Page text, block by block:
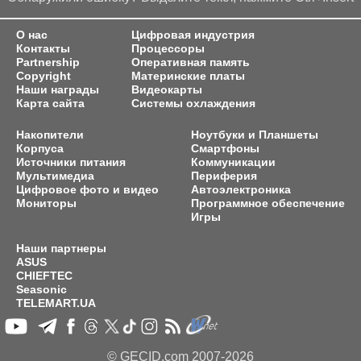
О нас
Контакты
Partnership
Copyright
Наши награды
Карта сайта
Цифровая индустрия
Процессоры
Оперативная память
Материнские платы
Видеокарты
Системы охлаждения
Накопители
Корпуса
Источники питания
Мультимедиа
Цифровое фото и видео
Мониторы
Ноутбуки и Планшеты
Смартфоны
Коммуникации
Периферия
Автоэлектроника
Программное обеспечение
Игры
Наши партнеры
ASUS
CHIEFTEC
Seasonic
TELEMART.UA
© GECID.com 2007-2026